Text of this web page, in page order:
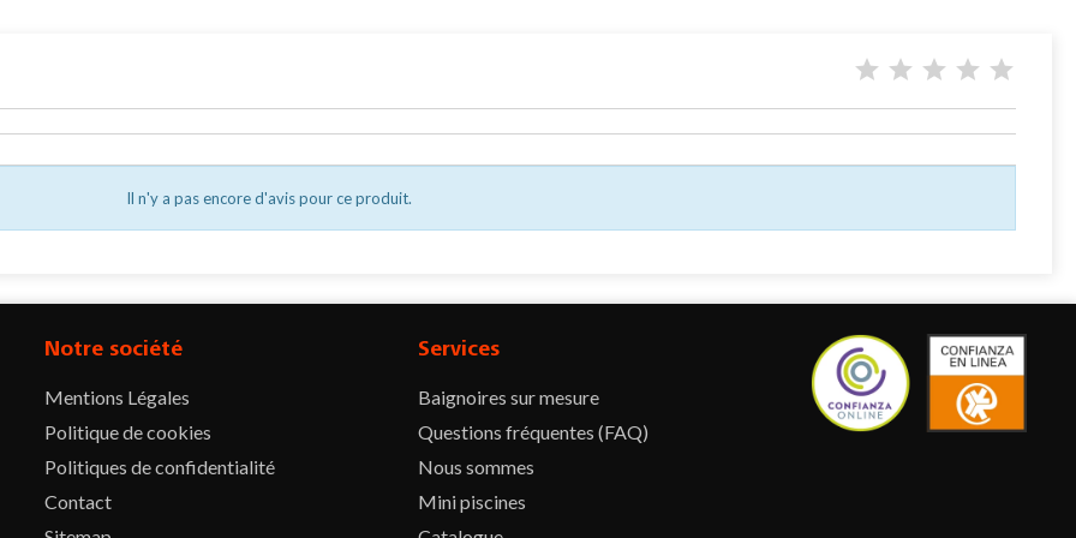
Il n'y a pas encore d'avis pour ce produit.
Notre société
Mentions Légales
Politique de cookies
Politiques de confidentialité
Contact
Services
Baignoires sur mesure
Questions fréquentes (FAQ)
Nous sommes
Mini piscines